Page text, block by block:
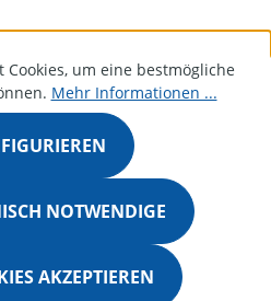
Cookies, um eine bestmögliche
Mehr Informationen ...
NOTWENDIGE
AKZEPTIEREN